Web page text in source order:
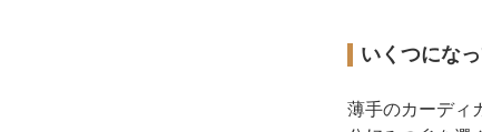
いくつにな
薄手のカーディ